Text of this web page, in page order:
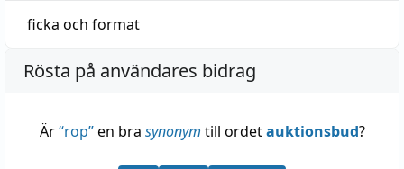
ficka och format
Rösta på användares bidrag
Är“rop”en bra synonym till ordetauktionsbud?